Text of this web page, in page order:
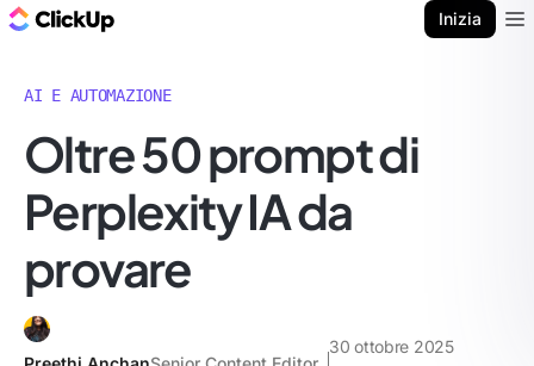
Inizia
AI E AUTOMAZIONE
Oltre 50 prompt di
Perplexity IA da
provare
30 ottobre 2025